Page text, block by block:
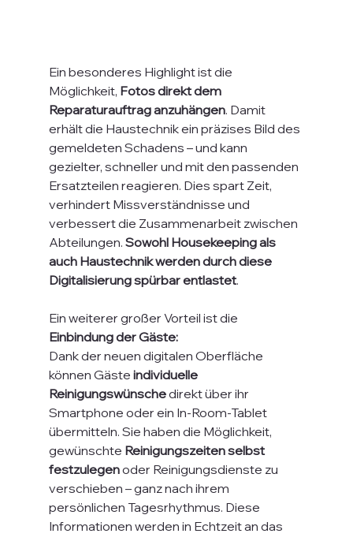
Ein besonderes Highlight ist die
Möglichkeit, Fotos direkt dem
Reparaturauftrag anzuhängen. Damit
erhält die Haustechnik ein präzises Bild des
gemeldeten Schadens – und kann
gezielter, schneller und mit den passenden
Ersatzteilen reagieren. Dies spart Zeit,
verhindert Missverständnisse und
verbessert die Zusammenarbeit zwischen
Abteilungen. Sowohl Housekeeping als
auch Haustechnik werden durch diese
Digitalisierung spürbar entlastet.
Ein weiterer großer Vorteil ist die
Einbindung der Gäste:
Dank der neuen digitalen Oberfläche
können Gäste individuelle
Reinigungswünsche direkt über ihr
Smartphone oder ein In-Room-Tablet
übermitteln. Sie haben die Möglichkeit,
gewünschte Reinigungszeiten selbst
festzulegen oder Reinigungsdienste zu
verschieben – ganz nach ihrem
persönlichen Tagesrhythmus. Diese
Informationen werden in Echtzeit an das